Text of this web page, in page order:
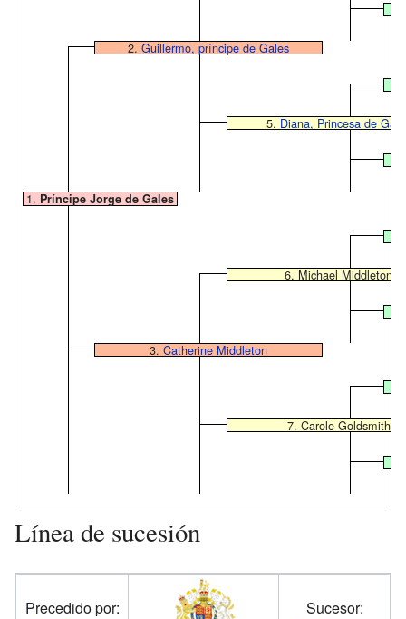
2.Guillermo, príncipe de Gales
5.Diana, Princesa de
1.Príncipe Jorge de Gales
6. Michael Middleton
3.Catherine Middleton
7. Carole Goldsmith
Línea de sucesión
Precedido por:
Sucesor: